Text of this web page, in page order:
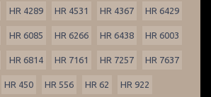
HR 4289 HR 4531 HR 4367 HR 6429
HR 6085 HR 6266 HR 6438 HR 6003
HR 6814 HR 7161 HR 7257 HR 7637
HR 450 HR 556 HR 62 HR 922